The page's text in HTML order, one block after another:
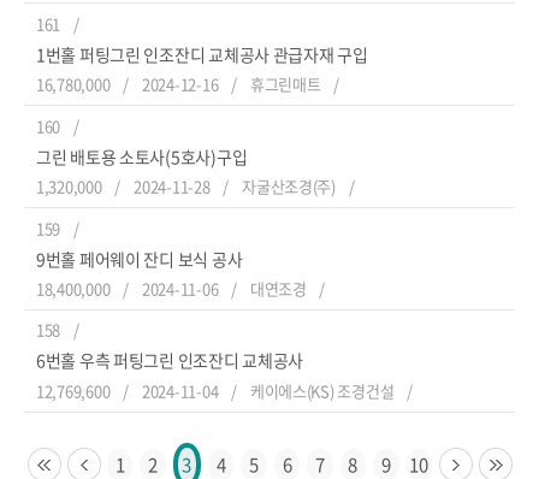
161
1번홀 퍼팅그린 인조잔디 교체공사 관급자재 구입
16,780,000 2024-12-16
휴그린매트
160
그린 배토용 소토사(5호사)구입
1,320,000 2024-11-28
자굴산조경(주)
159
9번홀 페어웨이 잔디 보식 공사
18,400,000 2024-11-06
대연조경
158
6번홀 우측 퍼팅그린 인조잔디 교체공사
12,769,600 2024-11-04 케이에스(KS) 조경건설
1 2 3 4 5 6 7 8 9 10